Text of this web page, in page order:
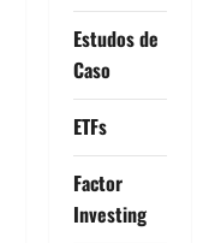
Estudos de
Caso
ETFs
Factor
Investing